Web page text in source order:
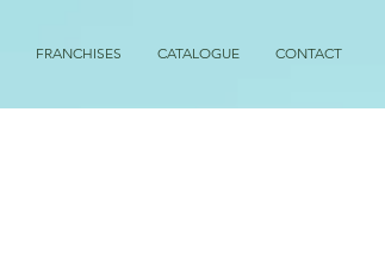
FRANCHISES CATALOGUE CONTACT